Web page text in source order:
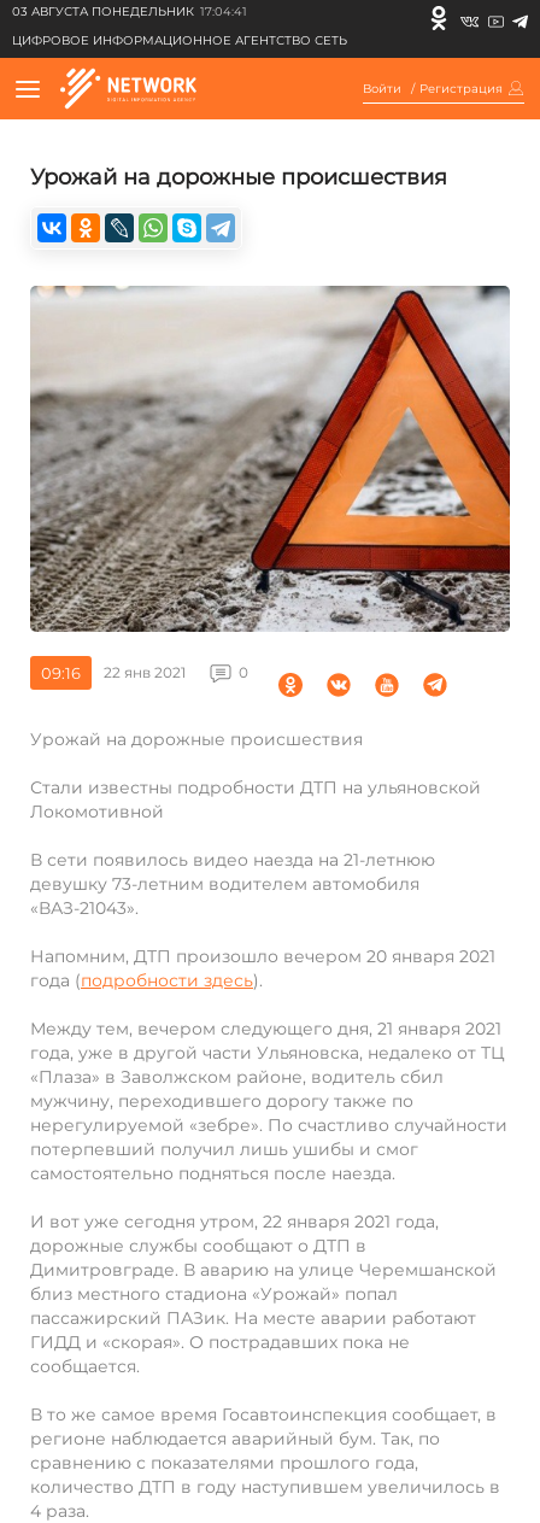
03 АВГУСТА ПОНЕДЕЛЬНИК 17:04:41
ЦИФРОВОЕ ИНФОРМАЦИОННОЕ АГЕНТСТВО СЕТЬ
Войти / Регистрация
Урожай на дорожные происшествия
09:16 22 янв 2021 0
Урожай на дорожные происшествия
Стали известны подробности ДТП на ульяновской
Локомотивной
В сети появилось видео наезда на 21-летнюю
девушку 73-летним водителем автомобиля
«ВАЗ-21043».
Напомним, ДТП произошло вечером 20 января 2021
года (подробности здесь).
Между тем, вечером следующего дня, 21 января 2021
года, уже в другой части Ульяновска, недалеко от ТЦ
«Плаза» в Заволжском районе, водитель сбил
мужчину, переходившего дорогу также по
нерегулируемой «зебре». По счастливо случайности
потерпевший получил лишь ушибы и смог
самостоятельно подняться после наезда.
И вот уже сегодня утром, 22 января 2021 года,
дорожные службы сообщают о ДТП в
Димитровграде. В аварию на улице Черемшанской
близ местного стадиона «Урожай» попал
пассажирский ПАЗик. На месте аварии работают
ГИДД и «скорая». О пострадавших пока не
сообщается.
В то же самое время Госавтоинспекция сообщает, в
регионе наблюдается аварийный бум. Так, по
сравнению с показателями прошлого года,
количество ДТП в году наступившем увеличилось в
4 раза.